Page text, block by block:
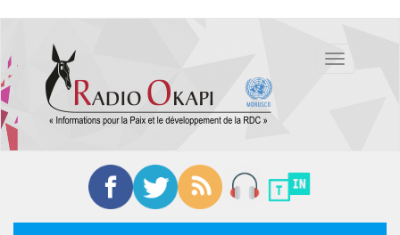
contenu
principal
Toggle